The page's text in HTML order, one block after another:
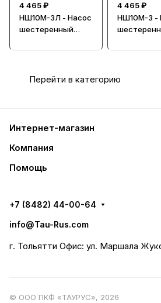
4 465 ₽
НШ10М-3Л - Насос
шестеренный
4 465 ₽
НШ10М-3 -
Перейти в категорию
Интернет-магазин
Компания
Помощь
+7 (8482) 44-00-64
info@Tau-Rus.com
г. Тольятти Офис: ул. Маршала
© ООО ПКФ «ТАУРУС», 2026